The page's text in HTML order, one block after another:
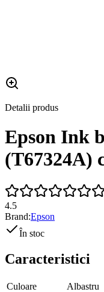
Detalii produs
Epson Ink
(T67324A)
4.5
Brand:Epson
În stoc
Caracteristici
Culoare
Albastru